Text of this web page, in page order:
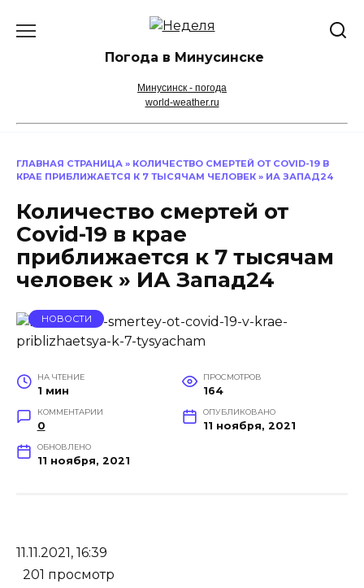
Погода в Минусинске
Минусинск - погода
world-weather.ru
ГЛАВНАЯ СТРАНИЦА » КОЛИЧЕСТВО СМЕРТЕЙ ОТ COVID-19 В
КРАЕ ПРИБЛИЖАЕТСЯ К 7 ТЫСЯЧАМ ЧЕЛОВЕК » ИА ЗАПАД24
Количество смертей от
Covid-19 в крае
приближается к 7 тысячам
человек » ИА Запад24
НОВОСТИ
НА ЧТЕНИЕ
1 мин
ПРОСМОТРОВ
164
КОММЕНТАРИИ
0
ОПУБЛИКОВАНО
11 ноября, 2021
ОБНОВЛЕНО
11 ноября, 2021
11.11.2021, 16:39
201 просмотр